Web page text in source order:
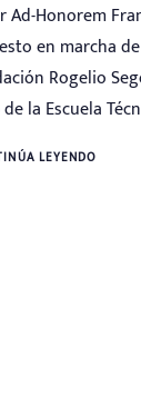
Ad-Honorem
en marcha
Rogelio
la Escuela
LEYENDO